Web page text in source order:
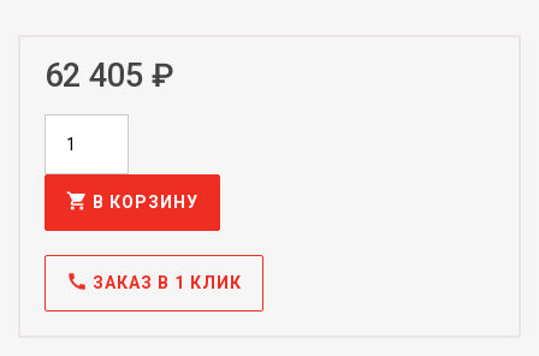
62 405 ₽
shopping_cart В КОРЗИНУ
call ЗАКАЗ В 1 КЛИК